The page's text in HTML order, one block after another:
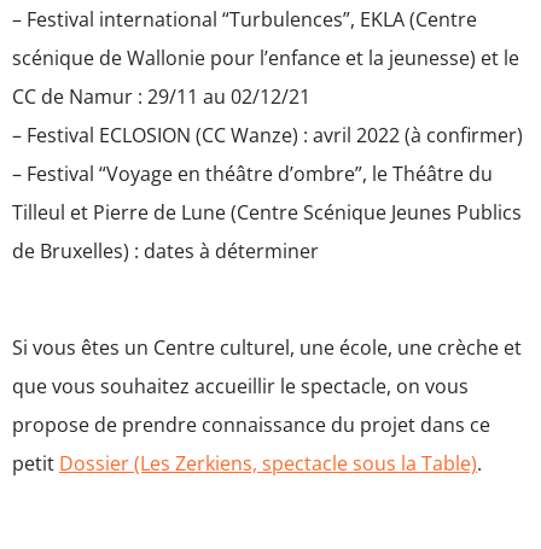
– Festival international “Turbulences”, EKLA (Centre
scénique de Wallonie pour l’enfance et la jeunesse) et le
CC de Namur : 29/11 au 02/12/21
– Festival ECLOSION (CC Wanze) : avril 2022 (à confirmer)
– Festival “Voyage en théâtre d’ombre”, le Théâtre du
Tilleul et Pierre de Lune (Centre Scénique Jeunes Publics
de Bruxelles) : dates à déterminer
Si vous êtes un Centre culturel, une école, une crèche et
que vous souhaitez accueillir le spectacle, on vous
propose de prendre connaissance du projet dans ce
petit Dossier (Les Zerkiens, spectacle sous la Table).